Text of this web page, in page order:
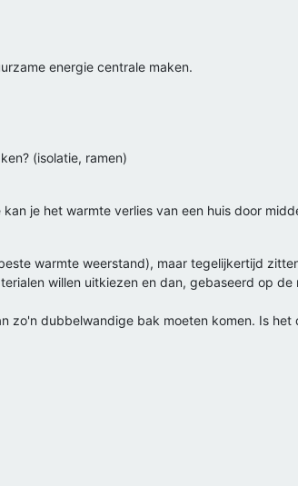
energie centrale maken.
(isolatie, ramen)
je het warmte verlies van een huis door
warmte weerstand), maar tegelijkertijd
willen uitkiezen en dan, gebaseerd op
zo'n dubbelwandige bak moeten komen. Is